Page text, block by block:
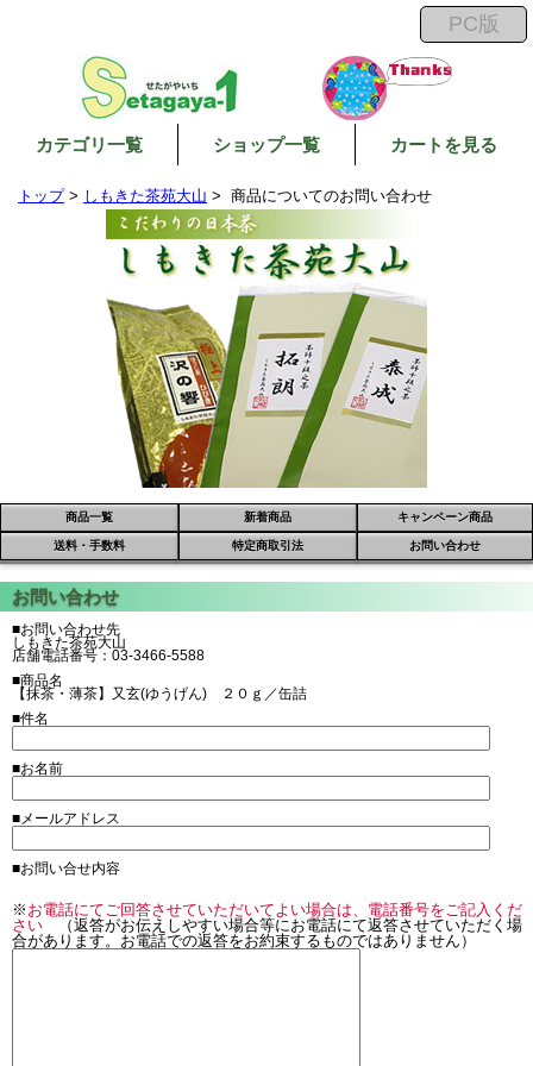
カテゴリ一覧 ショップ一覧 カートを見る
トップ> しもきた茶苑大山 > 商品についてのお問い合わせ
商品一覧 新着商品 キャンペーン商品
送料・手数料 特定商取引法 お問い合わせ
■お問い合わせ先
しもきた茶苑大山
店舗電話番号：03-3466-5588
■商品名
【抹茶・薄茶】又玄(ゆうげん) ２０ｇ／缶詰
■件名
■お名前
■メールアドレス
■お問い合せ内容
※ お電話にてご回答させていただいてよい場合は、電話番号をご記入くだ
さい （返答がお伝えしやすい場合等にお電話にて返答させていただく場
合があります。お電話での返答をお約束するものではありません）